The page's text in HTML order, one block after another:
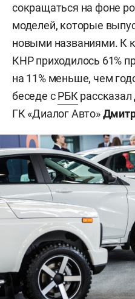
сокращаться на фоне
моделей, которые
новыми названиями. К
КНР приходилось 61%
на 11% меньше, чем
беседе сРБК
ГК «Диалог Авто»